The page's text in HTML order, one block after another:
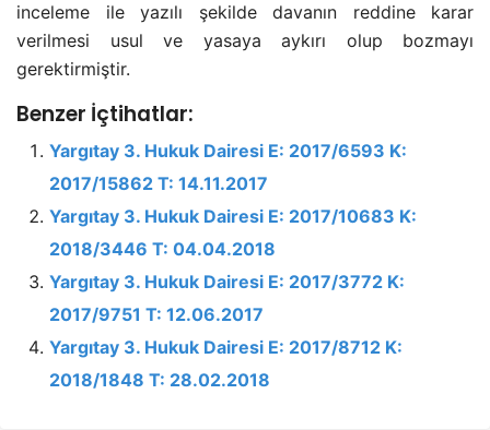
inceleme ile yazılı şekilde davanın reddine karar
verilmesi usul ve yasaya aykırı olup bozmayı
gerektirmiştir.
Benzer İçtihatlar:
Yargıtay 3. Hukuk Dairesi E: 2017/6593 K:
2017/15862 T: 14.11.2017
Yargıtay 3. Hukuk Dairesi E: 2017/10683 K:
2018/3446 T: 04.04.2018
Yargıtay 3. Hukuk Dairesi E: 2017/3772 K:
2017/9751 T: 12.06.2017
Yargıtay 3. Hukuk Dairesi E: 2017/8712 K:
2018/1848 T: 28.02.2018